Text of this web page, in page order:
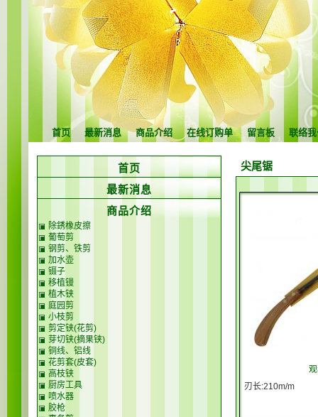
首页 最新消息 商品介绍 在线订购单 留言板 联络
尖尾锯
刃长:210m/m
首页
最新消息
商品介绍
除銹橡皮擦
葡萄剪
钢剪、铁剪
加水壶
镊子
移植镘
植木铗
庭园剪
小枝剪
剪定铗(花剪)
芽切铗(摘果铗)
铜线、铝线
花剪套(皮套)
高枝铗
厨房工具
喷水器
胶枪